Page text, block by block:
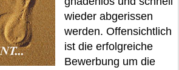
wieder abgerissen
werden. Offensichtlich
ist die erfolgreiche
Bewerbung um die